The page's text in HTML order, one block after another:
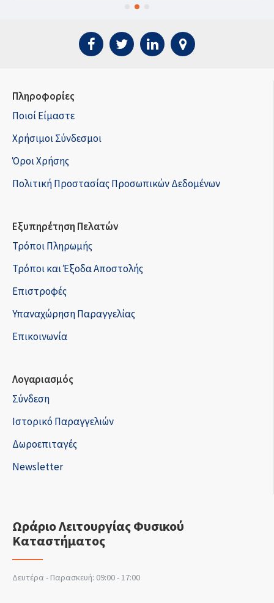
Πληροφορίες
Ποιοί Είμαστε
Χρήσιμοι Σύνδεσμοι
Όροι Χρήσης
Πολιτική Προστασίας Προσωπικών Δεδομένων
Εξυπηρέτηση Πελατών
Τρόποι Πληρωμής
Τρόποι και Έξοδα Αποστολής
Επιστροφές
Υπαναχώρηση Παραγγελίας
Επικοινωνία
Λογαριασμός
Σύνδεση
Ιστορικό Παραγγελιών
Δωροεπιταγές
Newsletter
Ωράριο Λειτουργίας Φυσικού
Καταστήματος
Δευτέρα - Παρασκευή: 09:00 - 17:00